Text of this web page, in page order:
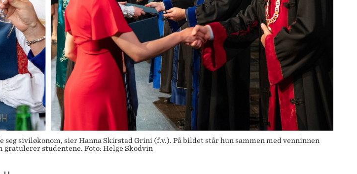
siviløkonom, sier Hanna Skirstad Grini (f.v.). På bildet står hun sammen med venninnen
studentene. Foto: Helge Skodvin